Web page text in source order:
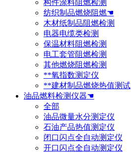
构件涂料阻燃检测
纺织制品燃烧阻燃☚
木材纸制品阻燃检测
电器电缆类检测
保温材料阻燃检测
电工套管阻燃检测
其他燃烧阻燃检测
**氧指数测定仪
**建材制品燃烧热值测试
油品燃料检测仪器☚
全部
油品微量水分测定仪
石油产品热值测定仪
闭口闪点全自动测定仪
开口闪点全自动测定仪